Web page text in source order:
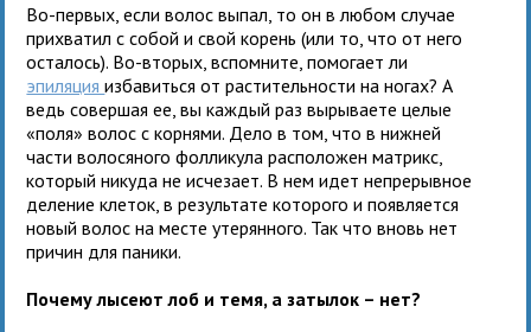
Во-первых, если волос выпал, то он в любом случае
прихватил с собой и свой корень (или то, что от него
осталось). Во-вторых, вспомните, помогает ли
эпиляцияизбавиться от растительности на ногах? А
ведь совершая ее, вы каждый раз вырываете целые
«поля» волос с корнями. Дело в том, что в нижней
части волосяного фолликула расположен матрикс,
который никуда не исчезает. В нем идет непрерывное
деление клеток, в результате которого и появляется
новый волос на месте утерянного. Так что вновь нет
причин для паники.
Почему лысеют лоб и темя, а затылок – нет?